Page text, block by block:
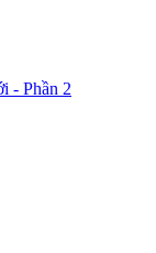
- Phần 2